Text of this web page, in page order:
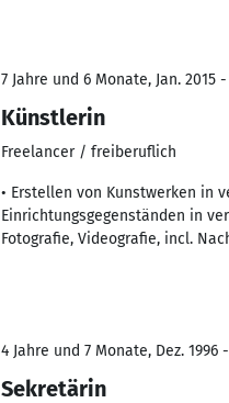
7 Jahre und 6 Monate, Jan. 2015
Künstlerin
Freelancer / freiberuflich
• Erstellen von Kunstwerken in
Einrichtungsgegenständen in
Fotografie, Videografie, incl.
4 Jahre und 7 Monate, Dez. 1996
Sekretärin